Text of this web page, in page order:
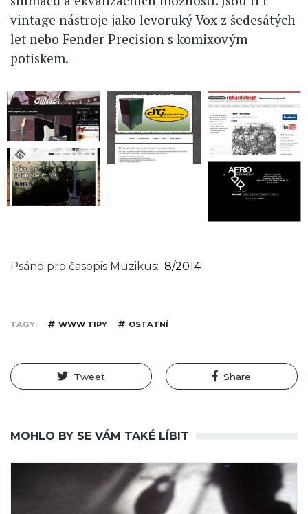
vintage nástroje jako levoruký Vox z šedesátých
let nebo Fender Precision s komixovým
potiskem.
Psáno pro časopis Muzikus 8/2014
TAGY WWW TIPY OSTATNÍ
Tweet Share
MOHLO BY SE VÁM TAKÉ LÍBIT